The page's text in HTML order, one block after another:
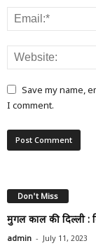
Save my name,
I comment.
Don't Miss
मुगल काल की दिल्ली :
admin - July 11, 2023